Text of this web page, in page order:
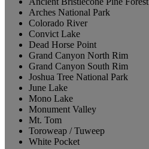
Arches National Park
Colorado River
Convict Lake
Dead Horse Point
Grand Canyon North Rim
Grand Canyon South Rim
Joshua Tree National Park
June Lake
Mono Lake
Monument Valley
Mt. Tom
Toroweap / Tuweep
White Pocket